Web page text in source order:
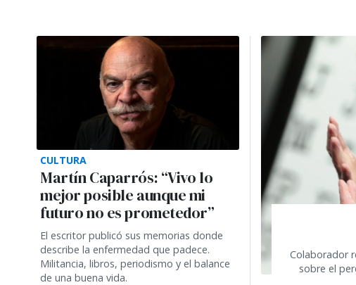
CULTURA
Martín Caparrós: “Vivo lo
mejor posible aunque mi
futuro no es prometedor”
El escritor publicó sus memorias donde
describe la enfermedad que padece.
Militancia, libros, periodismo y el balance
de una buena vida.
Colaborador
sobre el